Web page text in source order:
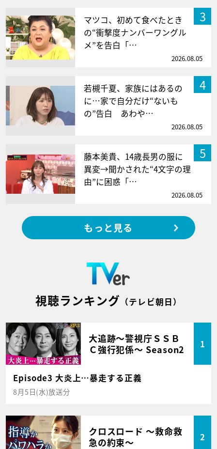
3
マツコ、初めて食べたとき
の“衝撃度ナンバーワングル
メ”を告白「…
2026.08.05
4
若槻千夏、家族にはあるの
に…家で自分だけ“ないも
の”告白 あわや…
2026.08.05
5
藤本美貴、14歳長男の服に
異変→聞かされた“4文字の理
由”に困惑「…
2026.08.05
もっと見る
視聴ランキング （テレビ朝日）
大追跡～警視庁ＳＳＢ
Ｃ強行犯係～ Season2
1
Episode3 大炎上…暴走する正義
8月5日(水)放送分
クロスロード ～救命救
急の約束～
2